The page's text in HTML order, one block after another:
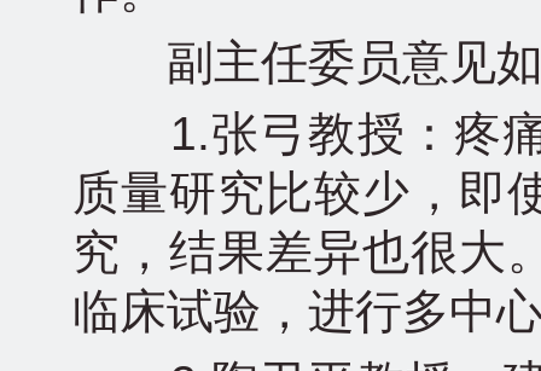
副主任委员意见
1.张弓教授：疼痛
质量研究比较少，即
究，结果差异也很大
临床试验，进行多中